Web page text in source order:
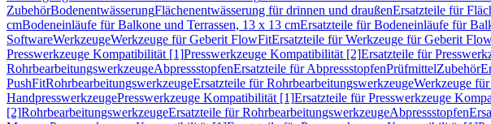
ZubehörBodenentwässerungFlächenentwässerung für drinnen und draußenErsatzteile für
cmBodeneinläufe für Balkone und Terrassen, 13 x 13 cmErsatzteile für Bodeneinläufe für
SoftwareWerkzeugeWerkzeuge für Geberit FlowFitErsatzteile für Werkzeuge für Geberit
Presswerkzeuge Kompatibilität [1]Presswerkzeuge Kompatibilität [2]Ersatzteile für
RohrbearbeitungswerkzeugeAbpressstopfenErsatzteile für AbpressstopfenPrüfmittelZubehör
PushFitRohrbearbeitungswerkzeugeErsatzteile für RohrbearbeitungswerkzeugeWerkzeuge
HandpresswerkzeugePresswerkzeuge Kompatibilität [1]Ersatzteile für Presswerkzeuge
[2]RohrbearbeitungswerkzeugeErsatzteile für RohrbearbeitungswerkzeugeAbpressstopfen